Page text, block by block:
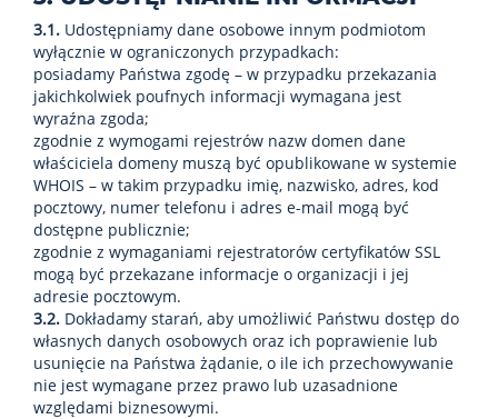
3.1. Udostępniamy dane osobowe innym podmiotom
wyłącznie w ograniczonych przypadkach:
posiadamy Państwa zgodę – w przypadku przekazania
jakichkolwiek poufnych informacji wymagana jest
wyraźna zgoda;
zgodnie z wymogami rejestrów nazw domen dane
właściciela domeny muszą być opublikowane w systemie
WHOIS – w takim przypadku imię, nazwisko, adres, kod
pocztowy, numer telefonu i adres e-mail mogą być
dostępne publicznie;
zgodnie z wymaganiami rejestratorów certyfikatów SSL
mogą być przekazane informacje o organizacji i jej
adresie pocztowym.
3.2. Dokładamy starań, aby umożliwić Państwu dostęp do
własnych danych osobowych oraz ich poprawienie lub
usunięcie na Państwa żądanie, o ile ich przechowywanie
nie jest wymagane przez prawo lub uzasadnione
względami biznesowymi.